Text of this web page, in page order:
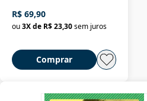
R$ 69,90
ou3X de R$ 23,30sem juros
Comprar